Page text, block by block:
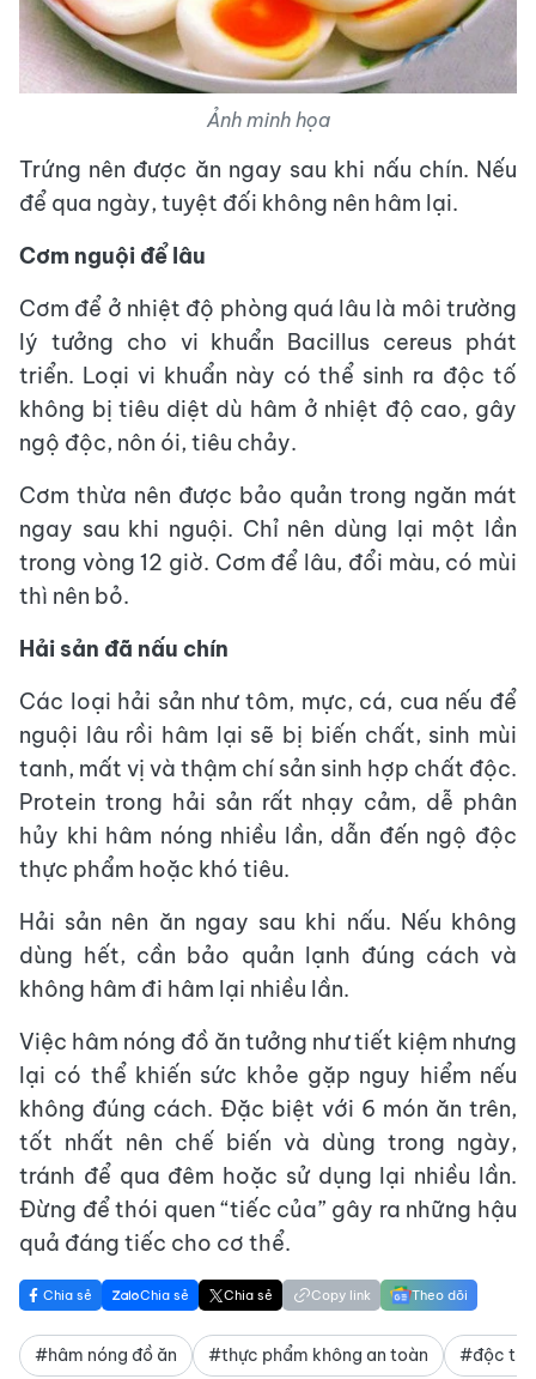
Ảnh minh họa
Trứng nên được ăn ngay sau khi nấu chín. Nếu
để qua ngày, tuyệt đối không nên hâm lại.
Cơm nguội để lâu
Cơm để ở nhiệt độ phòng quá lâu là môi trường
lý tưởng cho vi khuẩn Bacillus cereus phát
triển. Loại vi khuẩn này có thể sinh ra độc tố
không bị tiêu diệt dù hâm ở nhiệt độ cao, gây
ngộ độc, nôn ói, tiêu chảy.
Cơm thừa nên được bảo quản trong ngăn mát
ngay sau khi nguội. Chỉ nên dùng lại một lần
trong vòng 12 giờ. Cơm để lâu, đổi màu, có mùi
thì nên bỏ.
Hải sản đã nấu chín
Các loại hải sản như tôm, mực, cá, cua nếu để
nguội lâu rồi hâm lại sẽ bị biến chất, sinh mùi
tanh, mất vị và thậm chí sản sinh hợp chất độc.
Protein trong hải sản rất nhạy cảm, dễ phân
hủy khi hâm nóng nhiều lần, dẫn đến ngộ độc
thực phẩm hoặc khó tiêu.
Hải sản nên ăn ngay sau khi nấu. Nếu không
dùng hết, cần bảo quản lạnh đúng cách và
không hâm đi hâm lại nhiều lần.
Việc hâm nóng đồ ăn tưởng như tiết kiệm nhưng
lại có thể khiến sức khỏe gặp nguy hiểm nếu
không đúng cách. Đặc biệt với 6 món ăn trên,
tốt nhất nên chế biến và dùng trong ngày,
tránh để qua đêm hoặc sử dụng lại nhiều lần.
Đừng để thói quen “tiếc của” gây ra những hậu
quả đáng tiếc cho cơ thể.
Chia sẻ Chia sẻ Chia sẻ Copy link Theo dõi
#hâm nóng đồ ăn #thực phẩm không an toàn #độc tố